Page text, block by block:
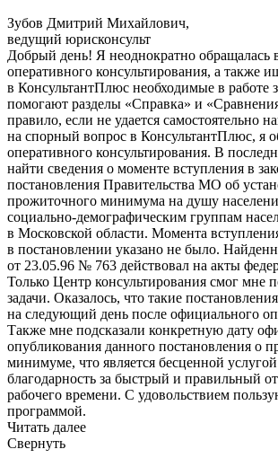
Зубов Дмитрий Михайлович,
ведущий юрисконсульт
Добрый день! Я неоднократно обращалась
оперативного консультирования, а также
в КонсультантПлюс необходимые в работе
помогают разделы «Справка» и
правило, если не удается самостоятельно
на спорный вопрос в КонсультантПлюс, я
оперативного консультирования. В
найти сведения о моменте вступления в
постановления Правительства МО об
прожиточного минимума на душу
социально-демографическим группам
в Московской области. Момента
в постановлении указано не было.
от 23.05.96 № 763 действовал на акты
Только Центр консультирования смог мне
задачи. Оказалось, что такие
на следующий день после официального
Также мне подсказали конкретную дату
опубликования данного постановления о
минимуме, что является бесценной
благодарность за быстрый и правильный
рабочего времени. С удовольствием
программой.
Читать далее
Свернуть